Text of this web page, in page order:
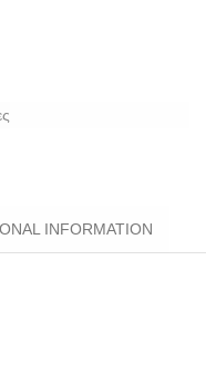
INFORMATION